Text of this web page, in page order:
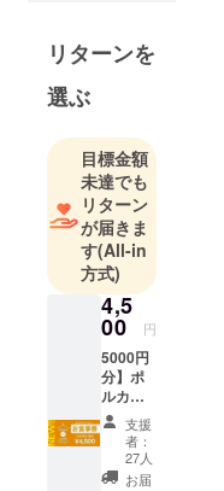
と通年でか
き氷を提供
しておりま
季節関係な
くかき氷を
提供したい
と思った理
由は、私自
身かき氷が
大好きで、
通年で美味
しい物だと
確信してい
るからで
す。
しかし、長
リターンを
選ぶ
目標金額
未達でも
リターン
が届きま
す(All-in
方式)
4,5
00 円
5000円
分】ポ
ルカ
ドット
カフェ
お食事
券 + 水
支援
者：
27人
お届